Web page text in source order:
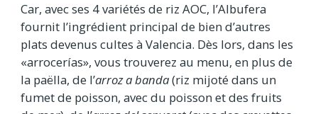
Car, avec ses 4 variétés de riz AOC, l’Albufera
fournit l’ingrédient principal de bien d’autres
plats devenus cultes à Valencia. Dès lors, dans les
«arrocerías», vous trouverez au menu, en plus de
la paëlla, de l’arroz a banda(riz mijoté dans un
fumet de poisson, avec du poisson et des fruits